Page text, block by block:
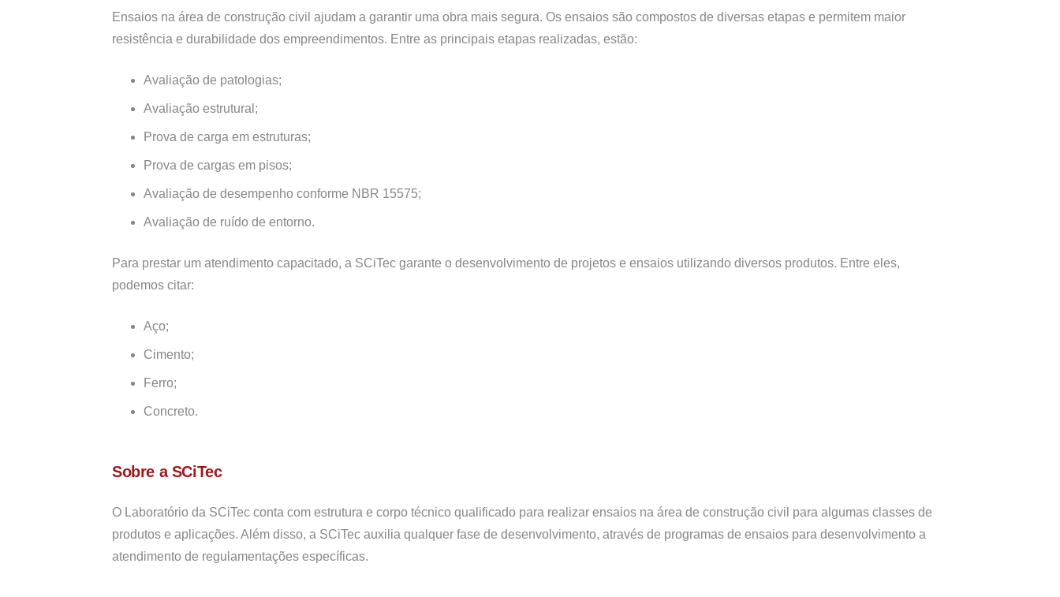
Ensaios na área de construção civil ajudam a garantir uma obra mais segura. Os ensaios são compostos de diversas etapas e permitem maior
resistência e durabilidade dos empreendimentos. Entre as principais etapas realizadas, estão:
Avaliação de patologias;
Avaliação estrutural;
Prova de carga em estruturas;
Prova de cargas em pisos;
Avaliação de desempenho conforme NBR 15575;
Avaliação de ruído de entorno.
Para prestar um atendimento capacitado, a SCiTec garante o desenvolvimento de projetos e ensaios utilizando diversos produtos. Entre eles,
podemos citar:
Aço;
Cimento;
Ferro;
Concreto.
Sobre a SCiTec
O Laboratório da SCiTec conta com estrutura e corpo técnico qualificado para realizar ensaios na área de construção civil para algumas classes de
produtos e aplicações. Além disso, a SCiTec auxilia qualquer fase de desenvolvimento, através de programas de ensaios para desenvolvimento a
atendimento de regulamentações específicas.